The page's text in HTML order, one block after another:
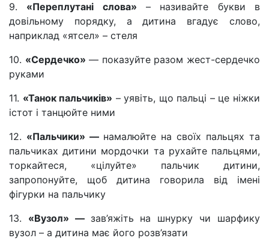
9. «Переплутані слова» – називайте букви в
довільному порядку, а дитина вгадує слово,
наприклад «ятсел» – стеля
10. «Сердечко» — показуйте разом жест-сердечко
руками
11. «Танок пальчиків» – уявіть, що пальці – це ніжки
істот і танцюйте ними
12. «Пальчики» — намалюйте на своїх пальцях та
пальчиках дитини мордочки та рухайте пальцями,
торкайтеся, «цілуйте» пальчик дитини,
запропонуйте, щоб дитина говорила від імені
фігурки на пальчику
13. «Вузол» — зав’яжіть на шнурку чи шарфику
вузол – а дитина має його розв’язати